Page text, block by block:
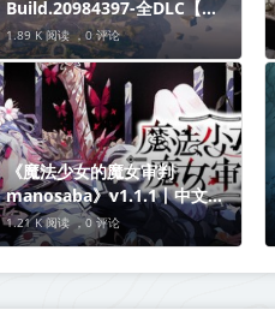
Build.20984397-全DLC【单
机+联机】丨中文版网盘下载
1.89 K 阅读 ，0 评论
《魔法少女的魔女审判
manosaba》v1.1.1丨中文版
网盘下载
1.21 K 阅读 ，0 评论